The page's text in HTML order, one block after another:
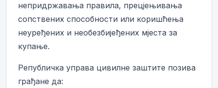
непридржавања правила, прецјењивања
сопствених способности или коришћења
неуређених и необезбијеђених мјеста за
купање.
Републичка управа цивилне заштите позива
грађане да: